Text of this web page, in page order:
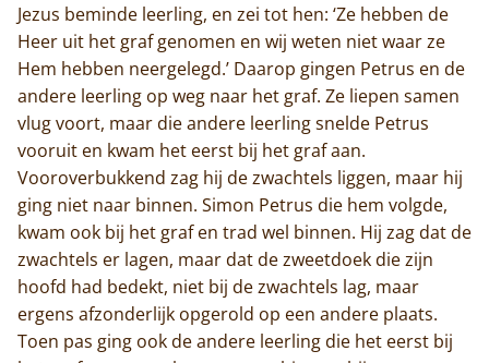
Jezus beminde leerling, en zei tot hen: ‘Ze hebben de
Heer uit het graf genomen en wij weten niet waar ze
Hem hebben neergelegd.’ Daarop gingen Petrus en de
andere leerling op weg naar het graf. Ze liepen samen
vlug voort, maar die andere leerling snelde Petrus
vooruit en kwam het eerst bij het graf aan.
Vooroverbukkend zag hij de zwachtels liggen, maar hij
ging niet naar binnen. Simon Petrus die hem volgde,
kwam ook bij het graf en trad wel binnen. Hij zag dat de
zwachtels er lagen, maar dat de zweetdoek die zijn
hoofd had bedekt, niet bij de zwachtels lag, maar
ergens afzonderlijk opgerold op een andere plaats.
Toen pas ging ook de andere leerling die het eerst bij